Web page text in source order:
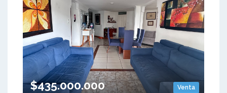
Venta
$435.000.000